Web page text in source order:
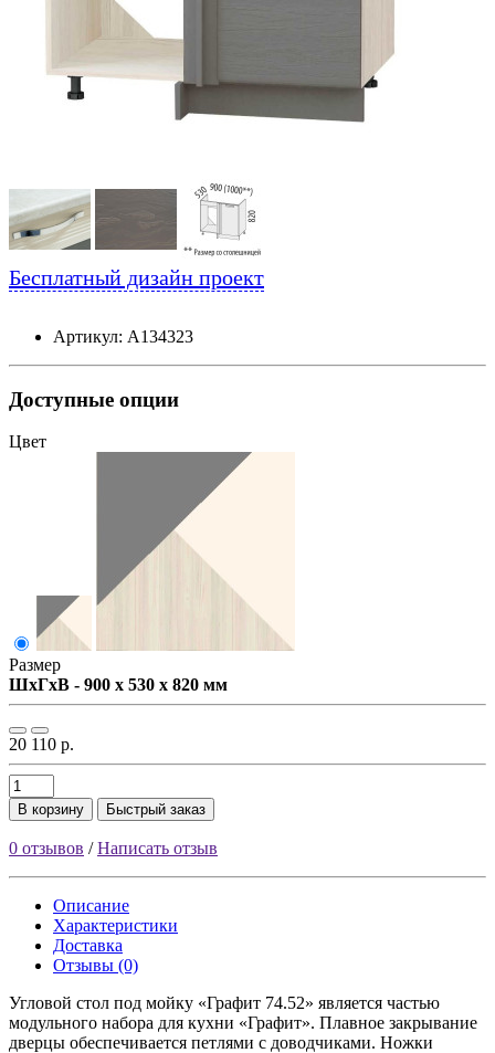
Бесплатный дизайн проект
Артикул: А134323
Доступные опции
Цвет
Размер
ШxГxВ - 900 x 530 x 820 мм
20 110 р.
В корзину Быстрый заказ
0 отзывов /Написать отзыв
Описание
Характеристики
Доставка
Отзывы (0)
Угловой стол под мойку «Графит 74.52» является частью
модульного набора для кухни «Графит». Плавное закрывание
дверцы обеспечивается петлями с доводчиками. Ножки